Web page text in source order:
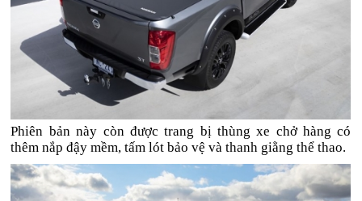
Phiên bản này còn được trang bị thùng xe chở hàng có
thêm nắp đậy mềm, tấm lót bảo vệ và thanh giằng thể thao.